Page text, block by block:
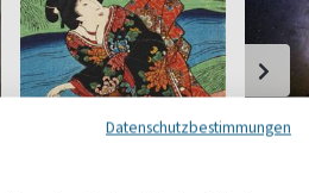
Datenschutzbestimmungen